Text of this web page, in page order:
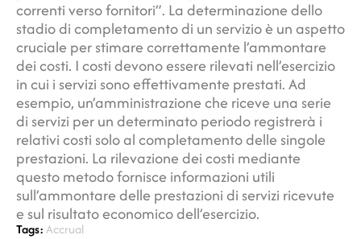
correnti verso fornitori”. La determinazione dello
stadio di completamento di un servizio è un aspetto
cruciale per stimare correttamente l’ammontare
dei costi. I costi devono essere rilevati nell’esercizio
in cui i servizi sono effettivamente prestati. Ad
esempio, un’amministrazione che riceve una serie
di servizi per un determinato periodo registrerà i
relativi costi solo al completamento delle singole
prestazioni. La rilevazione dei costi mediante
questo metodo fornisce informazioni utili
sull’ammontare delle prestazioni di servizi ricevute
e sul risultato economico dell’esercizio.
Tags:Accrual